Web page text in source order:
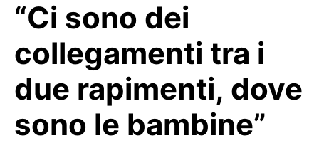
“Ci sono dei
collegamenti tra i
due rapimenti, dove
sono le bambine”